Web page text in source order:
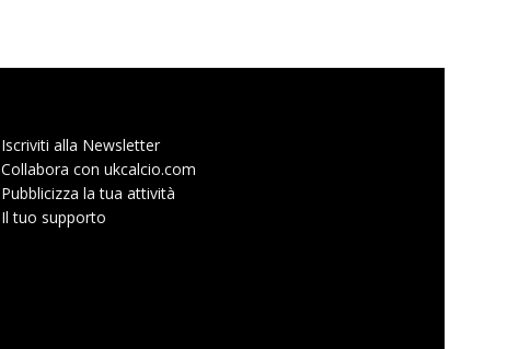
Iscriviti alla Newsletter
Collabora con ukcalcio.com
Pubblicizza la tua attività
Il tuo supporto